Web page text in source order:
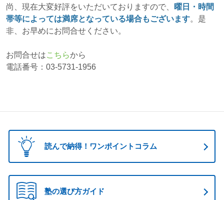
尚、現在大変好評をいただいておりますので、
曜日・時間
帯等によっては満席となっている場合もございます。是
非、お早めにお問合せください。
お問合せはこちらから
電話番号：03-5731-1956
読んで納得！ワンポイントコラム
塾の選び方ガイド